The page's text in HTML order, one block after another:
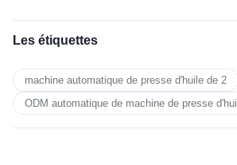
Les étiquettes
machine automatique de presse d'huile de 2
ODM automatique de machine de presse